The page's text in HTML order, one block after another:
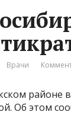
Врачи
районе
Об этом